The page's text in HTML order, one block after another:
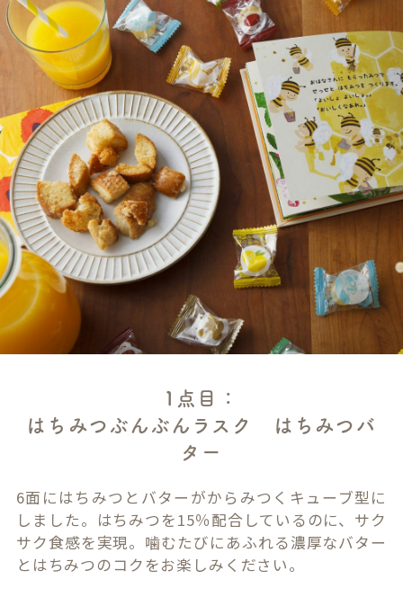
1点目：
はちみつぶんぶんラスク はちみつバ
ター
6面にはちみつとバターがからみつくキューブ型に
しました。はちみつを15％配合しているのに、サク
サク食感を実現。噛むたびにあふれる濃厚なバター
とはちみつのコクをお楽しみください。